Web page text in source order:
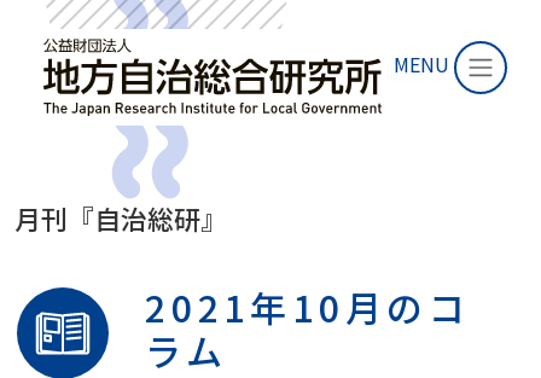
MENU
月刊『自治総研』
2021年10月のコ
ラム